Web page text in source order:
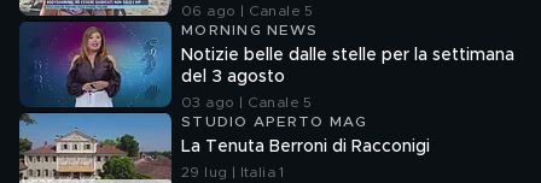
06 ago | Canale 5
MORNING NEWS
Notizie belle dalle stelle per la settimana
del 3 agosto
03 ago | Canale 5
STUDIO APERTO MAG
La Tenuta Berroni di Racconigi
29 lug | Italia 1